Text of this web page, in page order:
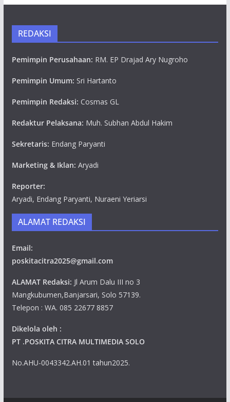
REDAKSI
Pemimpin Perusahaan: RM. EP Drajad Ary Nugroho
Pemimpin Umum: Sri Hartanto
Pemimpin Redaksi: Cosmas GL
Redaktur Pelaksana: Muh. Subhan Abdul Hakim
Sekretaris: Endang Paryanti
Marketing & Iklan: Aryadi
Reporter:
Aryadi, Endang Paryanti, Nuraeni Yeriarsi
ALAMAT REDAKSI
Email:
poskitacitra2025@gmail.com
ALAMAT Redaksi: Jl Arum Dalu III no 3
Mangkubumen,Banjarsari, Solo 57139.
Telepon : WA. 085 22677 8857
Dikelola oleh :
PT .POSKITA CITRA MULTIMEDIA SOLO
No.AHU-0043342.AH.01 tahun2025.